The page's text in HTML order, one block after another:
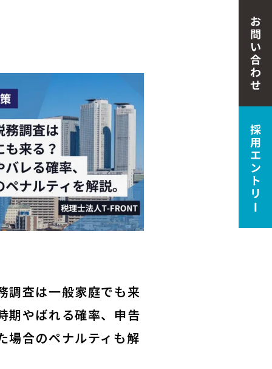
調査は一般家庭でも来
期やばれる確率、申告
場合のペナルティも解